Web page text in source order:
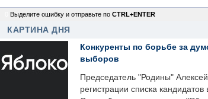
Выделите ошибку и отправьте по CTRL+ENTER
КАРТИНА ДНЯ
Конкуренты по борьбе за
выборов
Председатель "Родины"
регистрации списка